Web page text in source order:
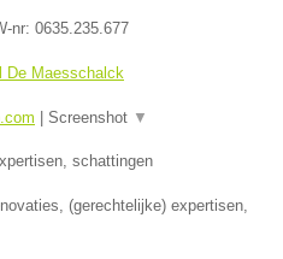
nr: 0635.235.677
De Maesschalck
Screenshot ▼
schattingen
(gerechtelijke) expertisen,